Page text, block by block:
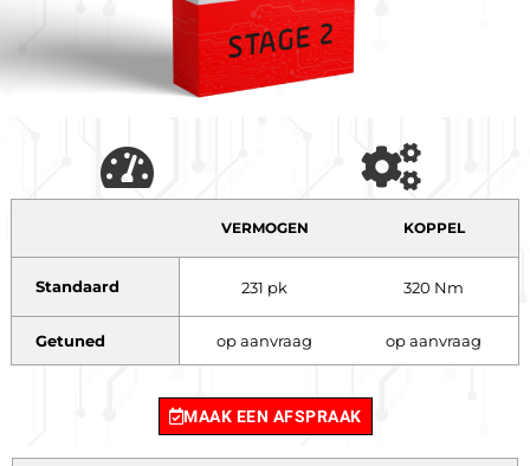
VERMOGEN KOPPEL
Standaard 231 pk 320 Nm
Getuned op aanvraag op aanvraag
MAAK EEN AFSPRAAK